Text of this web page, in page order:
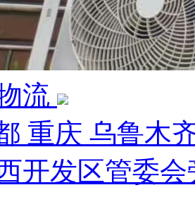
流
重庆 乌鲁木
开发区管委会